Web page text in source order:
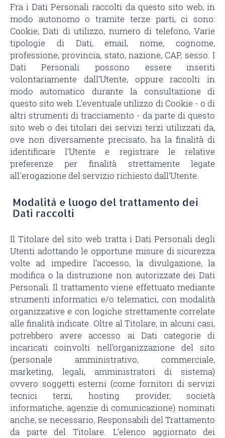
Fra i Dati Personali raccolti da questo sito web, in
modo autonomo o tramite terze parti, ci sono:
Cookie, Dati di utilizzo, numero di telefono, Varie
tipologie di Dati, email, nome, cognome,
professione, provincia, stato, nazione, CAP, sesso. I
Dati Personali possono essere inseriti
volontariamente dall’Utente, oppure raccolti in
modo automatico durante la consultazione di
questo sito web. L’eventuale utilizzo di Cookie - o di
altri strumenti di tracciamento - da parte di questo
sito web o dei titolari dei servizi terzi utilizzati da,
ove non diversamente precisato, ha la finalità di
identificare l’Utente e registrare le relative
preferenze per finalità strettamente legate
all'erogazione del servizio richiesto dall’Utente.
Modalità e luogo del trattamento dei
Dati raccolti
Il Titolare del sito web tratta i Dati Personali degli
Utenti adottando le opportune misure di sicurezza
volte ad impedire l’accesso, la divulgazione, la
modifica o la distruzione non autorizzate dei Dati
Personali. Il trattamento viene effettuato mediante
strumenti informatici e/o telematici, con modalità
organizzative e con logiche strettamente correlate
alle finalità indicate. Oltre al Titolare, in alcuni casi,
potrebbero avere accesso ai Dati categorie di
incaricati coinvolti nell’organizzazione del sito
(personale amministrativo, commerciale,
marketing, legali, amministratori di sistema)
ovvero soggetti esterni (come fornitori di servizi
tecnici terzi, hosting provider, società
informatiche, agenzie di comunicazione) nominati
anche, se necessario, Responsabili del Trattamento
da parte del Titolare. L’elenco aggiornato dei